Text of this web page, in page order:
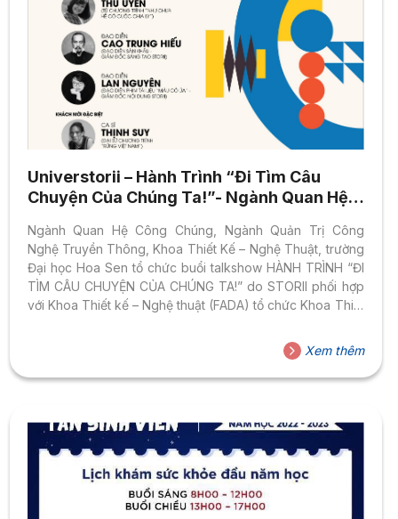
Universtorii – Hành Trình “Đi Tìm Câu
Chuyện Của Chúng Ta!”- Ngành Quan Hệ
Truyền Thông
Ngành Quan Hệ Công Chúng, Ngành Quản Trị Công
Nghệ Truyền Thông, Khoa Thiết Kế – Nghệ Thuật, trường
Đại học Hoa Sen tổ chức buổi talkshow HÀNH TRÌNH “ĐI
TÌM CÂU CHUYỆN CỦA CHÚNG TA!” do STORII phối hợp
với Khoa Thiết kế – Nghệ thuật (FADA) tổ chức Khoa Thiết
Xem thêm